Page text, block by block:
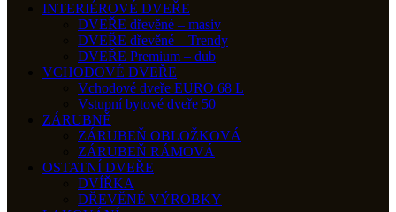
INTERIÉROVÉ DVEŘE
DVEŘE dřevěné – masiv
DVEŘE dřevěné – Trendy
DVEŘE Premium – dub
VCHODOVÉ DVEŘE
Vchodové dveře EURO 68 L
Vstupní bytové dveře 50
ZÁRUBNĚ
ZÁRUBEŇ OBLOŽKOVÁ
ZÁRUBEŇ RÁMOVÁ
OSTATNÍ DVEŘE
DVÍŘKA
DŘEVĚNÉ VÝROBKY